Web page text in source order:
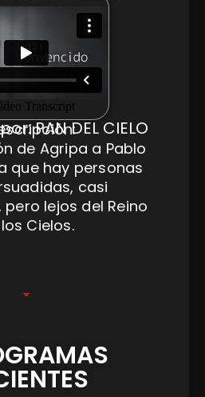
PAN DEL CIELO
de Agripa a Pablo
que hay personas
casi
lejos del Reino
Cielos.